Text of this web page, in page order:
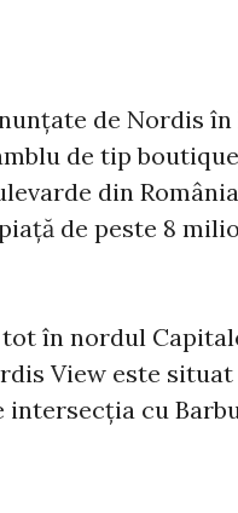
de Nordis în
de tip
din
de peste 8
în nordul
View este situat
intersecția cu